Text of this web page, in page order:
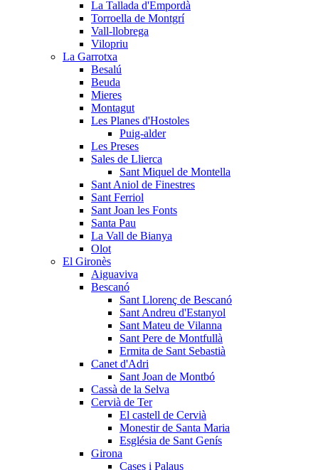
La Tallada d'Empordà
Torroella de Montgrí
Vall-llobrega
Vilopriu
La Garrotxa
Besalú
Beuda
Mieres
Montagut
Les Planes d'Hostoles
Puig-alder
Les Preses
Sales de Llierca
Sant Miquel de Montella
Sant Aniol de Finestres
Sant Ferriol
Sant Joan les Fonts
Santa Pau
La Vall de Bianya
Olot
El Gironès
Aiguaviva
Bescanó
Sant Llorenç de Bescanó
Sant Andreu d'Estanyol
Sant Mateu de Vilanna
Sant Pere de Montfullà
Ermita de Sant Sebastià
Canet d'Adri
Sant Joan de Montbó
Cassà de la Selva
Cervià de Ter
El castell de Cervià
Monestir de Santa Maria
Església de Sant Genís
Girona
Cases i Palaus